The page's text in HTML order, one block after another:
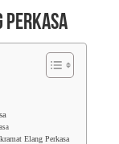
Perkasa
Elang Perkasa